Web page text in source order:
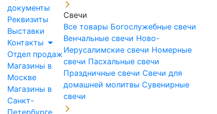
документы
Реквизиты
Выставки
Контакты
Отдел продаж
Магазины в
Москве
Магазины в
Санкт-
Петербурге
Свечи
Все товары Богослужебные свечи
Венчальные свечи Ново-
Иерусалимские свечи Номерные
свечи Пасхальные свечи
Праздничные свечи Свечи для
домашней молитвы Сувенирные
свечи